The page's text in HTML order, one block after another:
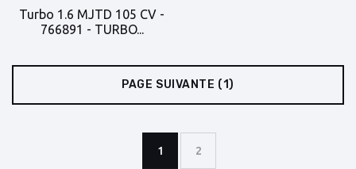
Turbo 1.6 MJTD 105 CV -
766891 - TURBO...
PAGE SUIVANTE (1)
1 2